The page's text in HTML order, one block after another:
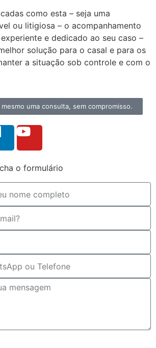
como esta – seja uma
ou litigiosa – o acompanhamento
e dedicado ao seu caso –
solução para o casal e para os
a situação sob controle e com o
uma consulta, sem compromisso.
o formulário